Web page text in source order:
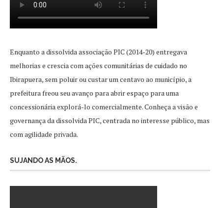
Enquanto a dissolvida associação PIC (2014-20) entregava
melhorias e crescia com ações comunitárias de cuidado no
Ibirapuera, sem poluir ou custar um centavo ao município, a
prefeitura freou seu avanço para abrir espaço para uma
concessionária explorá-lo comercialmente. Conheça a visão e
governança da dissolvida PIC, centrada no interesse público, mas
com agilidade privada.
SUJANDO AS MÃOS.